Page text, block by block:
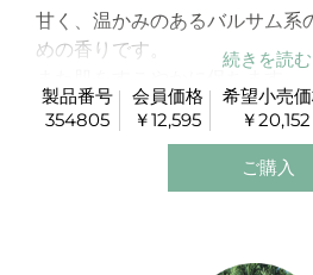
甘く、温かみのあるバルサム系
めの香りです。
製品番号
354805
会員価格
￥12,595
希望小売
￥20,152
ご購入